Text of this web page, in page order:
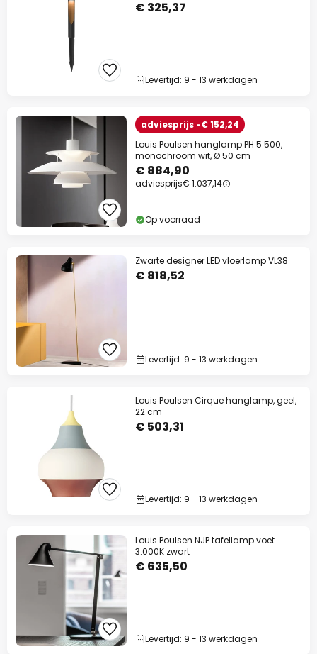
€ 325,37
Levertijd: 9 - 13 werkdagen
adviesprijs -€ 152,24
Louis Poulsen hanglamp PH 5 500,
monochroom wit, Ø 50 cm
€ 884,90
adviesprijs€ 1.037,14
Op voorraad
Zwarte designer LED vloerlamp VL38
€ 818,52
Levertijd: 9 - 13 werkdagen
Louis Poulsen Cirque hanglamp, geel,
22 cm
€ 503,31
Levertijd: 9 - 13 werkdagen
Louis Poulsen NJP tafellamp voet
3.000K zwart
€ 635,50
Levertijd: 9 - 13 werkdagen